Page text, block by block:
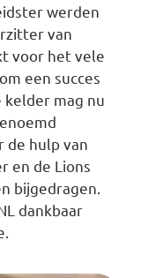
werden
van
voor het vele
een succes
kelder mag nu
de hulp van
en de Lions
bijgedragen.
dankbaar